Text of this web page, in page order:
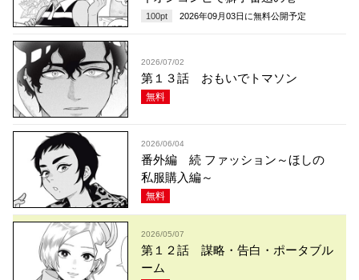
100pt 2026年09月03日 に無料公開予定
2026/07/02
第１３話 おもいでトマソン
無料
2026/06/04
番外編 続 ファッション～ほしの
私服購入編～
無料
2026/05/07
第１２話 謀略・告白・ポータブル
ーム